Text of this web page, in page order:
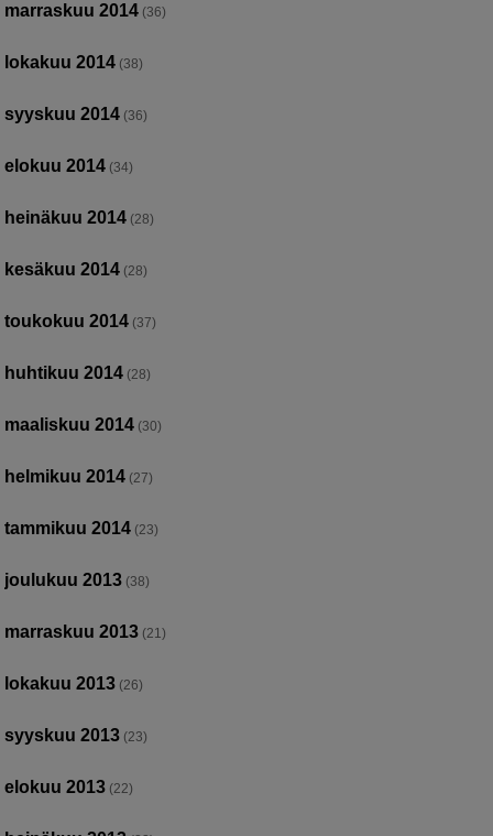
marraskuu 2014 (36)
lokakuu 2014 (38)
syyskuu 2014 (36)
elokuu 2014 (34)
heinäkuu 2014 (28)
kesäkuu 2014 (28)
toukokuu 2014 (37)
huhtikuu 2014 (28)
maaliskuu 2014 (30)
helmikuu 2014 (27)
tammikuu 2014 (23)
joulukuu 2013 (38)
marraskuu 2013 (21)
lokakuu 2013 (26)
syyskuu 2013 (23)
elokuu 2013 (22)